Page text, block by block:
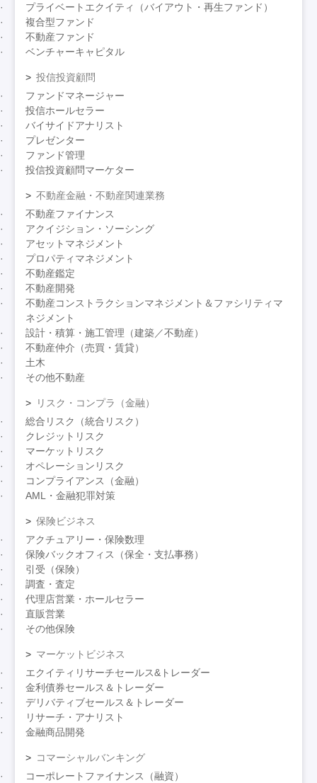
プライベートエクイティ（バイアウト・再生ファンド）
複合型ファンド
不動産ファンド
ベンチャーキャピタル
投信投資顧問
ファンドマネージャー
投信ホールセラー
バイサイドアナリスト
プレゼンター
ファンド管理
投信投資顧問マーケター
不動産金融・不動産関連業務
不動産ファイナンス
アクイジション・ソーシング
アセットマネジメント
プロパティマネジメント
不動産鑑定
不動産開発
不動産コンストラクションマネジメント＆ファシリティマ
ネジメント
設計・積算・施工管理（建築／不動産）
不動産仲介（売買・賃貸）
土木
その他不動産
リスク・コンプラ（金融）
総合リスク（統合リスク）
クレジットリスク
マーケットリスク
オペレーションリスク
コンプライアンス（金融）
AML・金融犯罪対策
保険ビジネス
アクチュアリー・保険数理
保険バックオフィス（保全・支払事務）
引受（保険）
調査・査定
代理店営業・ホールセラー
直販営業
その他保険
マーケットビジネス
エクイティリサーチセールス&トレーダー
金利債券セールス＆トレーダー
デリバティブセールス＆トレーダー
リサーチ・アナリスト
金融商品開発
コマーシャルバンキング
コーポレートファイナンス（融資）